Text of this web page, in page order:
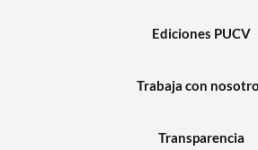
Ediciones PUCV
Trabaja con
Transparencia